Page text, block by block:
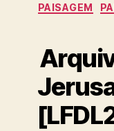
PAISAGEM